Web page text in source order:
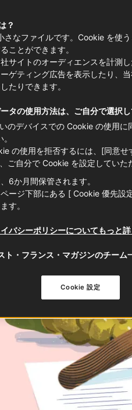
的にフランスの
ら、以下の4種
地を保証し、本
す！
？
さなファイルです。Cookie を使
ことができます。
サイトのオーディエンスを計測
ゲティング広告を表示したり、
たりできます。
タの使用方法は、ご自分で選択し
のデバイスでの Cookie の使用
の使用を拒否するには、[同意せ
ご自分で Cookie を設定していた
6か月間保管されます。
ージ下部にある [ Cookie 優先設
す。
バシーポリシーについてもっと詳
ト・フランス・マガジンのチーム
Cookie 設定